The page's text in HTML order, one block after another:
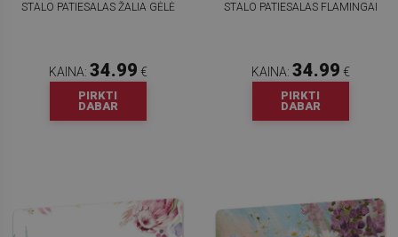
STALO PATIESALAS ŽALIA GĖLĖ
KAINA: 34.99 €
PIRKTI
DABAR
STALO PATIESALAS FLAMINGAI
KAINA: 34.99 €
PIRKTI
DABAR